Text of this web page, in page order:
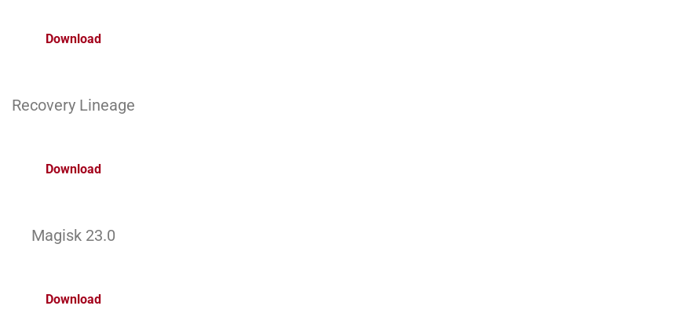
Download
Recovery Lineage
Download
Magisk 23.0
Download